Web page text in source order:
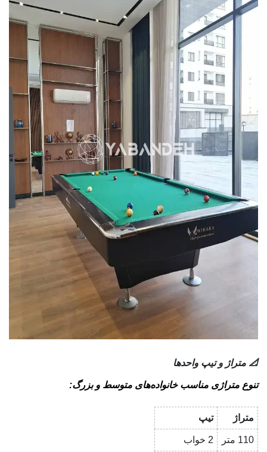
📐 متراژ و تیپ واحدها
تنوع متراژی مناسب خانواده‌های متوسط و بزرگ:
متراژ تیپ
110 متر 2 خواب